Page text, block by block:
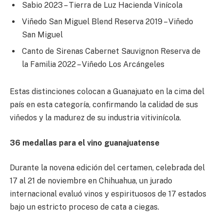
Sabio 2023 – Tierra de Luz Hacienda Vinícola
Viñedo San Miguel Blend Reserva 2019 – Viñedo
San Miguel
Canto de Sirenas Cabernet Sauvignon Reserva de
la Familia 2022 – Viñedo Los Arcángeles
Estas distinciones colocan a Guanajuato en la cima del
país en esta categoría, confirmando la calidad de sus
viñedos y la madurez de su industria vitivinícola.
36 medallas para el vino guanajuatense
Durante la novena edición del certamen, celebrada del
17 al 21 de noviembre en Chihuahua, un jurado
internacional evaluó vinos y espirituosos de 17 estados
bajo un estricto proceso de cata a ciegas.